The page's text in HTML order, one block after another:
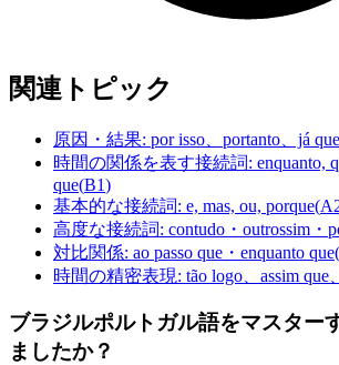
関連トピック
原因・結果: por isso、portanto、já que
時間の関係を表す接続詞: enquanto,
que(B1)
基本的な接続詞: e, mas, ou, porque(
高度な接続詞: contudo・outrossim・
対比関係: ao passo que・enquanto que(
時間の精密表現: tão logo、assim que
ブラジルポルトガル語をマスター
ましたか？